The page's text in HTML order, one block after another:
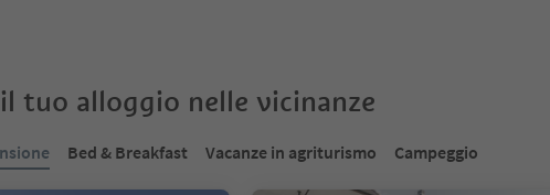
tuo alloggio nelle vicinanze
Bed & Breakfast Vacanze in agriturismo Campeggio